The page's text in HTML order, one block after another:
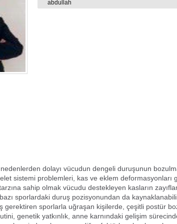
fztagudendede@gmail.com
abdullah
dolayı vücudun dengeli duruşunun
sistemi problemleri, kas ve eklem deformasyonları
sahip olmak vücudu destekleyen kasların
sporlardaki duruş pozisyonundan da
gerektiren sporlarla uğraşan kişilerde, çeşitli postür
genetik yatkınlık, anne karnındaki gelişim